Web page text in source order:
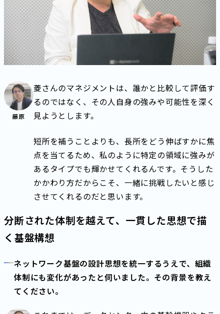
藤原
菱さんのマネジメントは、誰かと比較して評価す
るのではなく、その人自身の強みや可能性を深く
見ようとします。
短所を補うことよりも、長所をどう伸ばすかに焦
点を当てるため、私のように特定の領域に強みが
あるタイプでも輝かせてくれるんです。そうした
かかわり方だからこそ、一緒に挑戦したいと感じ
させてくれるのだと思います。
分断された体制を越えて、一貫した思想で描
く基盤構想
ネットワーク基盤の設計思想を統一するうえで、組織
体制にも変化があったと伺いました。その背景を教え
てください。